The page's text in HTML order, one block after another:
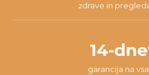
zdrave in
14-
garancija na